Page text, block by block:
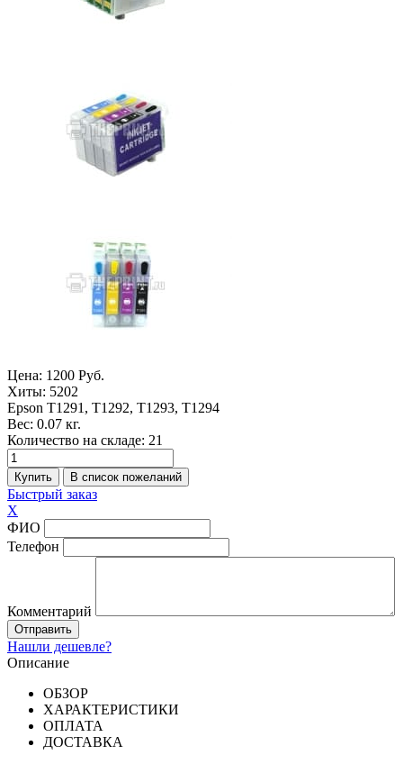
Цена: 1200 Руб.
Хиты: 5202
Epson T1291, T1292, T1293, T1294
Вес: 0.07 кг.
Количество на складе: 21
Быстрый заказ
X
ФИО
Телефон
Комментарий
Нашли дешевле?
Описание
ОБЗОР
ХАРАКТЕРИСТИКИ
ОПЛАТА
ДОСТАВКА